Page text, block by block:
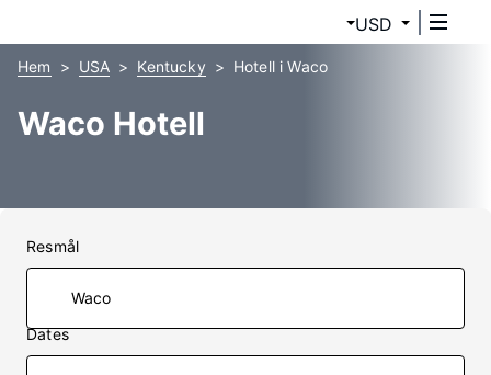
USD
Hem USA Kentucky Hotell i Waco
Waco Hotell
Resmål
Dates